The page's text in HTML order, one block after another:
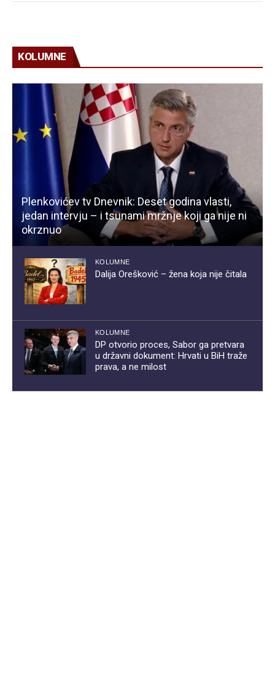
KOLUMNE
Plenkovićev tv Dnevnik: Deset godina vlasti,
jedan intervju – i tsunami mržnje koji ga nije ni
okrznuo
KOLUMNE
Dalija Orešković – žena koja nije čitala
KOLUMNE
DP otvorio proces, Sabor ga pretvara
u državni dokument: Hrvati u BiH traže
prava, a ne milost